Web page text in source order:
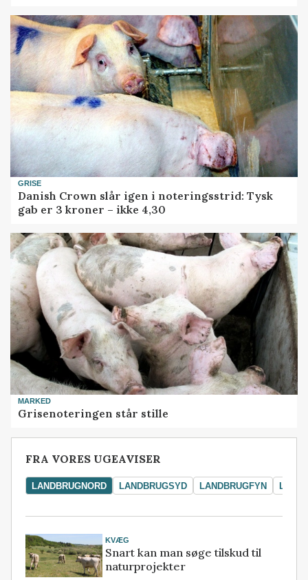
GRISE
Danish Crown slår igen i noteringsstrid: Tysk
gab er 3 kroner – ikke 4,30
MARKED
Grisenoteringen står stille
FRA VORES UGEAVISER
LANDBRUGNORD LANDBRUGSYD LANDBRUGFYN
KVÆG
Snart kan man søge tilskud til
naturprojekter